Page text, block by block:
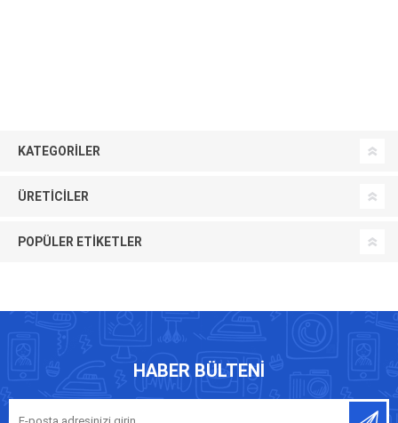
KATEGORILER
ÜRETICILER
POPÜLER ETIKETLER
HABER BÜLTENI